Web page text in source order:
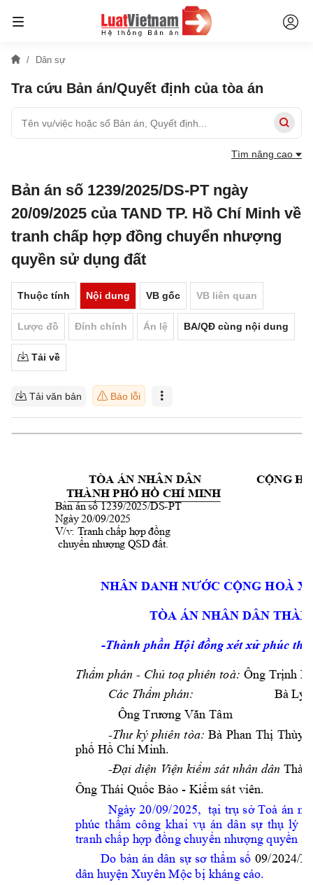
Dân sự
Tra cứu Bản án/Quyết định của tòa án
Tìm nâng cao
Bản án số 1239/2025/DS-PT ngày
20/09/2025 của TAND TP. Hồ Chí Minh về
tranh chấp hợp đồng chuyển nhượng
quyền sử dụng đất
Thuộc tính Nội dung VB gốc VB liên quan
Lược đồ Đính chính Án lệ BA/QĐ cùng nội dung
Tải về
Tải văn bản Báo lỗi
TÒA ÁN NHÂN DÂN
THÀNH PHỐ HỒ CHÍ MINH
Bản án số 1239/2025/DS-PT
Ngày 20/09/2025
V/v: Tranh chấp hợp đồng
chuyển nhượng QSD đất.
CỘNG
NHÂN DANH NƯỚC CỘNG HOÀ
TÒA ÁN NHÂN DÂN
-Thành phần Hội đồng xét xử phúc th
Thẩm phán - Chủ toạ phiên toà: Ông Trịnh
Các Thẩm phán: Bà Lý
Ông Trương Văn Tâm
-Thư ký phiên tòa: Bà Phan Thị Thùy
phố Hồ Chí Minh.
-Đại diện Viện kiểm sát nhân dân
Ông Thái Quốc Bảo - Kiểm sát viên.
Ngày 20/09/2025, tại trụ sở Toà án
phúc thẩm công khai vụ án dân sự thụ lý
tranh chấp hợp đồng chuyển nhượng quyền s
Do bản án dân sự sơ thẩm số 09/2024/
dân huyện Xuyên Mộc bị kháng cáo.